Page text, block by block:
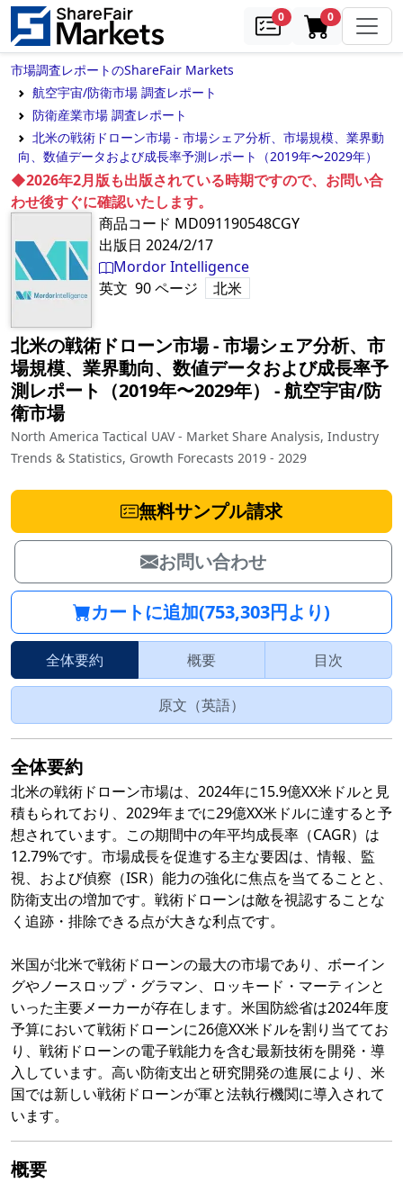
0samples0in cart
市場調査レポートのShareFair Markets
航空宇宙/防衛市場 調査レポート
防衛産業市場 調査レポート
北米の戦術ドローン市場 - 市場シェア分析、市場規模、業界動
向、数値データおよび成長率予測レポート（2019年〜2029年）
◆2026年2月版も出版されている時期ですので、お問い合
わせ後すぐに確認いたします。
商品コード MD091190548CGY
出版日 2024/2/17
Mordor Intelligence
英文 90ページ 北米
北米の戦術ドローン市場 - 市場シェア分析、市
場規模、業界動向、数値データおよび成長率予
測レポート（2019年〜2029年）
‐航空宇宙/防
衛市場
North America Tactical UAV - Market Share Analysis, Industry
Trends & Statistics, Growth Forecasts 2019 - 2029
無料サンプル請求
お問い合わせ
カートに追加(753,303円より)
全体要約 概要 目次
原文（英語）
全体要約
北米の戦術ドローン市場は、2024年に15.9億XX米ドルと見
積もられており、2029年までに29億XX米ドルに達すると予
想されています。この期間中の年平均成長率（CAGR）は
12.79%です。市場成長を促進する主な要因は、情報、監
視、および偵察（ISR）能力の強化に焦点を当てることと、
防衛支出の増加です。戦術ドローンは敵を視認することな
く追跡・排除できる点が大きな利点です。
米国が北米で戦術ドローンの最大の市場であり、ボーイン
グやノースロップ・グラマン、ロッキード・マーティンと
いった主要メーカーが存在します。米国防総省は2024年度
予算において戦術ドローンに26億XX米ドルを割り当ててお
り、戦術ドローンの電子戦能力を含む最新技術を開発・導
入しています。高い防衛支出と研究開発の進展により、米
国では新しい戦術ドローンが軍と法執行機関に導入されて
います。
概要